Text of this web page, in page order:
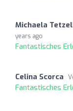
Michaela
years ago
Fantastisches
Celina Scorca
Fantastisches